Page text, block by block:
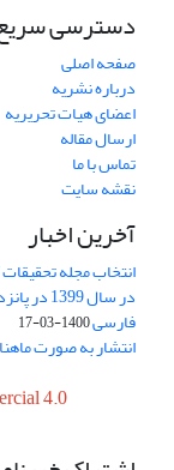
دسترسی
صفحه اصلی
درباره نشریه
اعضای هیات تحریریه
ارسال مقاله
تماس با ما
نقشه سایت
آخرین اخبار
انتخاب مجله
در سال
فارسی1400-03-17
انتشار به صورت
4.0